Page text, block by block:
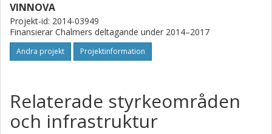
VINNOVA
Projekt-id: 2014-03949
Finansierar Chalmers deltagande under 2014–2017
Andra projekt Projektinformation
Relaterade styrkeområden
och infrastruktur